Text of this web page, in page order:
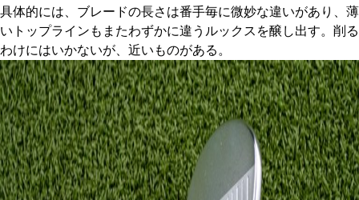
具体的には、ブレードの長さは番手毎に微妙な違いがあり、薄
いトップラインもまたわずかに違うルックスを醸し出す。削る
わけにはいかないが、近いものがある。